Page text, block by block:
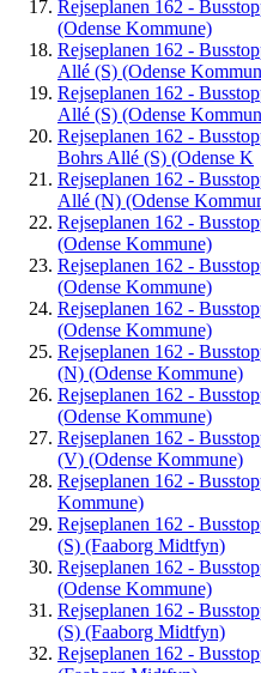
Rejseplanen 162 -
(Odense Kommune)
Rejseplanen 162 -
Allé (S) (Odense
Rejseplanen 162 -
Allé (S) (Odense
Rejseplanen 162 -
Bohrs Allé (S) (Odense K
Rejseplanen 162 -
Allé (N) (Odense
Rejseplanen 162 -
(Odense Kommune)
Rejseplanen 162 -
(Odense Kommune)
Rejseplanen 162 -
(Odense Kommune)
Rejseplanen 162 -
(N) (Odense Kommune)
Rejseplanen 162 -
(Odense Kommune)
Rejseplanen 162 -
(V) (Odense Kommune)
Rejseplanen 162 -
Kommune)
Rejseplanen 162 -
(S) (Faaborg Midtfyn)
Rejseplanen 162 -
(Odense Kommune)
Rejseplanen 162 -
(S) (Faaborg Midtfyn)
Rejseplanen 162 -